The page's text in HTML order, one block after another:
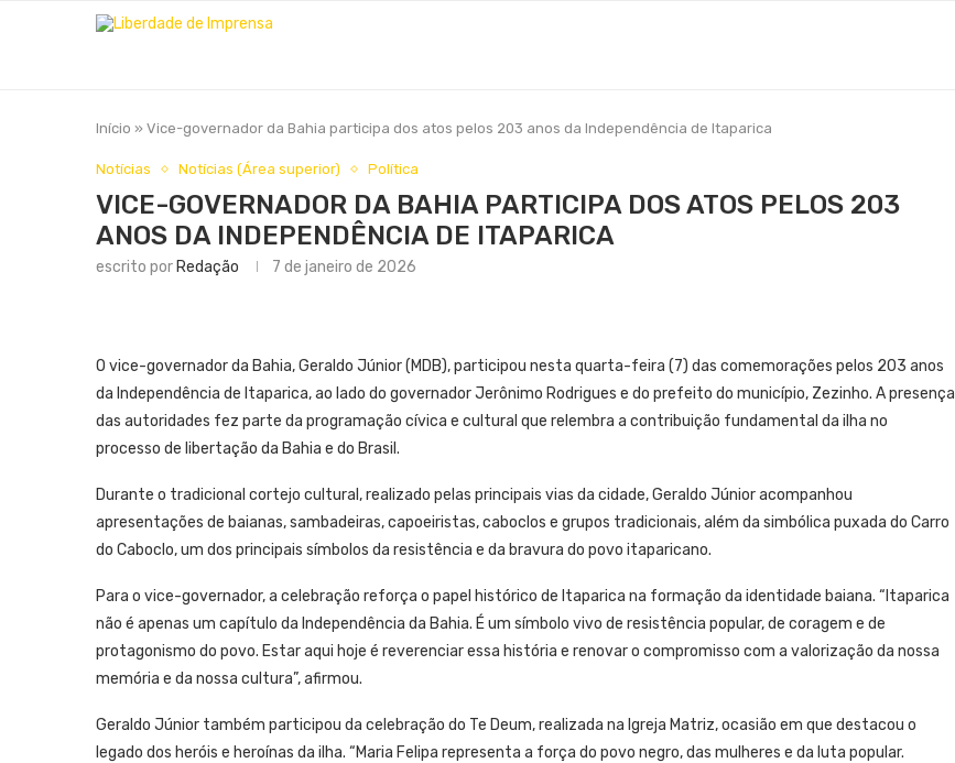
Início » Vice-governador da Bahia participa dos atos pelos 203 anos da Independência de Itaparica
Notícias Notícias (Área superior) Política
VICE-GOVERNADOR DA BAHIA PARTICIPA DOS ATOS PELOS 203
ANOS DA INDEPENDÊNCIA DE ITAPARICA
escrito por Redação 7 de janeiro de 2026
O vice-governador da Bahia, Geraldo Júnior (MDB), participou nesta quarta-feira (7) das comemorações pelos 203 anos
da Independência de Itaparica, ao lado do governador Jerônimo Rodrigues e do prefeito do município, Zezinho. A presença
das autoridades fez parte da programação cívica e cultural que relembra a contribuição fundamental da ilha no
processo de libertação da Bahia e do Brasil.
Durante o tradicional cortejo cultural, realizado pelas principais vias da cidade, Geraldo Júnior acompanhou
apresentações de baianas, sambadeiras, capoeiristas, caboclos e grupos tradicionais, além da simbólica puxada do Carro
do Caboclo, um dos principais símbolos da resistência e da bravura do povo itaparicano.
Para o vice-governador, a celebração reforça o papel histórico de Itaparica na formação da identidade baiana. “Itaparica
não é apenas um capítulo da Independência da Bahia. É um símbolo vivo de resistência popular, de coragem e de
protagonismo do povo. Estar aqui hoje é reverenciar essa história e renovar o compromisso com a valorização da nossa
memória e da nossa cultura”, afirmou.
Geraldo Júnior também participou da celebração do Te Deum, realizada na Igreja Matriz, ocasião em que destacou o
legado dos heróis e heroínas da ilha. “Maria Felipa representa a força do povo negro, das mulheres e da luta popular.